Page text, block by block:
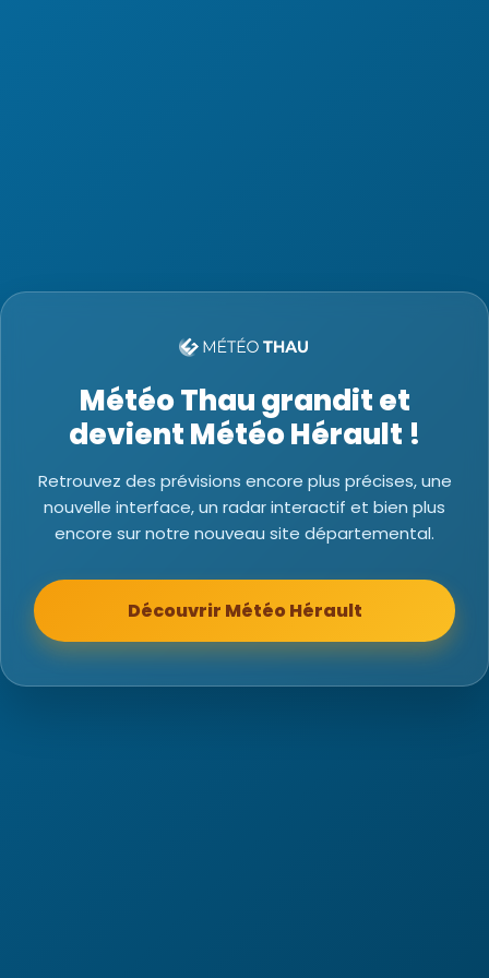
Météo Thau grandit et
devient Météo Hérault !
Retrouvez des prévisions encore plus précises, une
nouvelle interface, un radar interactif et bien plus
encore sur notre nouveau site départemental.
Découvrir Météo Hérault